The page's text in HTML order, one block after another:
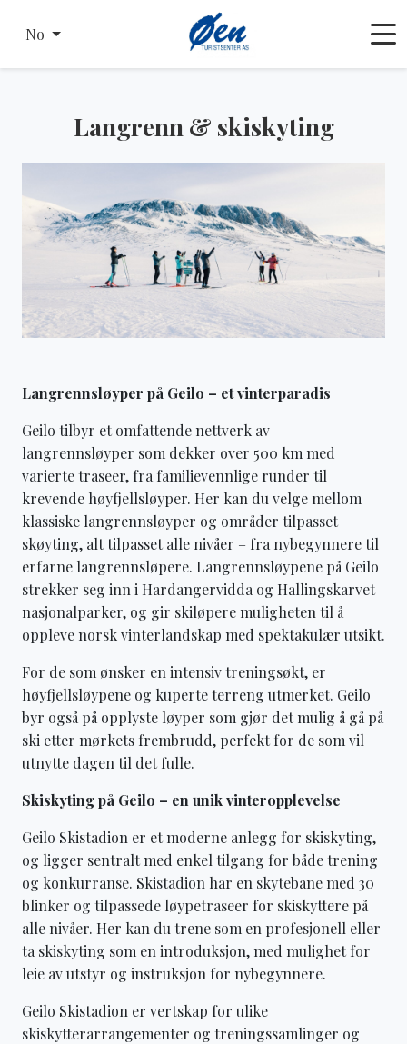
No
Langrenn & skiskyting
Langrennsløyper på Geilo – et vinterparadis
Geilo tilbyr et omfattende nettverk av
langrennsløyper som dekker over 500 km med
varierte traseer, fra familievennlige runder til
krevende høyfjellsløyper. Her kan du velge mellom
klassiske langrennsløyper og områder tilpasset
skøyting, alt tilpasset alle nivåer – fra nybegynnere til
erfarne langrennsløpere. Langrennsløypene på Geilo
strekker seg inn i Hardangervidda og Hallingskarvet
nasjonalparker, og gir skiløpere muligheten til å
oppleve norsk vinterlandskap med spektakulær utsikt.
For de som ønsker en intensiv treningsøkt, er
høyfjellsløypene og kuperte terreng utmerket. Geilo
byr også på opplyste løyper som gjør det mulig å gå på
ski etter mørkets frembrudd, perfekt for de som vil
utnytte dagen til det fulle.
Skiskyting på Geilo – en unik vinteropplevelse
Geilo Skistadion er et moderne anlegg for skiskyting,
og ligger sentralt med enkel tilgang for både trening
og konkurranse. Skistadion har en skytebane med 30
blinker og tilpassede løypetraseer for skiskyttere på
alle nivåer. Her kan du trene som en profesjonell eller
ta skiskyting som en introduksjon, med mulighet for
leie av utstyr og instruksjon for nybegynnere.
Geilo Skistadion er vertskap for ulike
skiskytterarrangementer og treningssamlinger og